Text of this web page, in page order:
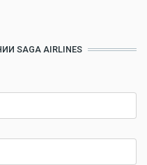
SAGA AIRLINES